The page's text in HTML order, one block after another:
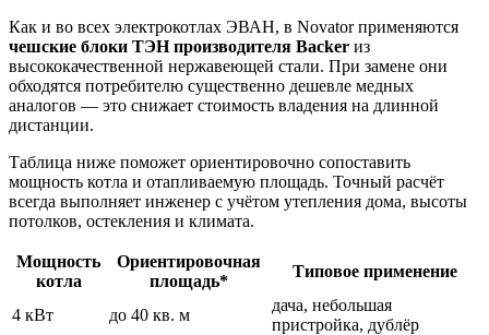
Как и во всех электрокотлах ЭВАН, в Novator применяются
чешские блоки ТЭН производителя Backer из
высококачественной нержавеющей стали. При замене они
обходятся потребителю существенно дешевле медных
аналогов — это снижает стоимость владения на длинной
дистанции.
Таблица ниже поможет ориентировочно сопоставить
мощность котла и отапливаемую площадь. Точный расчёт
всегда выполняет инженер с учётом утепления дома, высоты
потолков, остекления и климата.
Мощность
котла
Ориентировочная
площадь*
Типовое применение
4 кВт до 40 кв. м
дача, небольшая
пристройка, дублёр